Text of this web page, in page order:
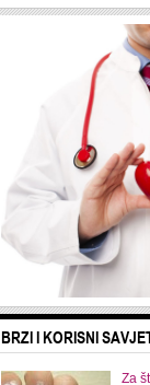
BRZI I KORISNI
Za